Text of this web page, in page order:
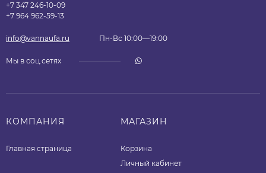
+7 347 246-10-09
+7 964 962-59-13
info@vannaufa.ru Пн-Вс 10:00—19:00
Мы в соц.сетях
КОМПАНИЯ
Главная страница
МАГАЗИН
Корзина
Личный кабинет